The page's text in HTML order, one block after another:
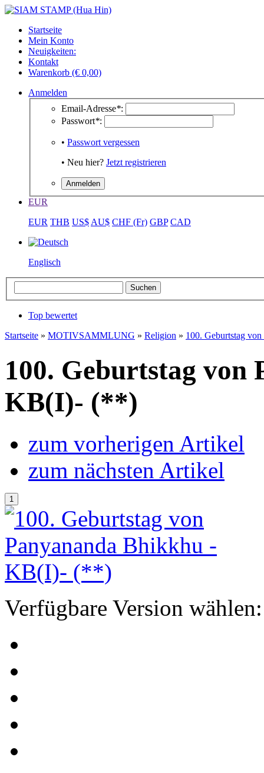
Startseite
Mein Konto
Neuigkeiten:
Kontakt
Warenkorb (€ 0,00)
Anmelden
Email-Adresse*:
Passwort*:
• Passwort vergessen
• Neu hier? Jetzt registrieren
EUR
EUR THB US$ AU$ CHF (Fr) GBP CAD
Englisch
Top bewertet
Startseite » MOTIVSAMMLUNG » Religion » 100. Geburtstag
100. Geburtstag von
KB(I)- (**)
zum vorherigen Artikel
zum nächsten Artikel
Verfügbare Version wählen: